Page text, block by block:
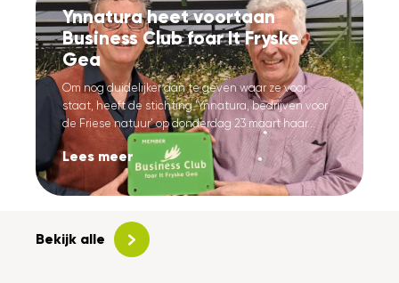
Ynnatura heet voortaan
Business Club foar It Fryske
Gea
Om nog duidelijker aan te geven waar ze voor
staat, heeft de stichting ‘Ynnatura, bedrijven voor
de Friese natuur’ op donderdag 23 maart haar...
Lees meer
Bekijk alle